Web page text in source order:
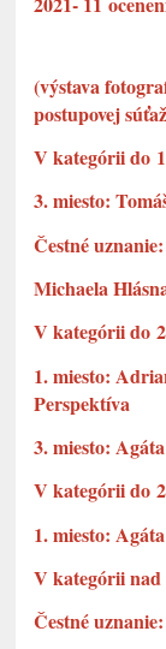
(výstava
postupovej
V kategórii do
3. miesto:
Čestné uznanie:
Michaela
V kategórii do
1. miesto:
Perspektíva
3. miesto:
V kategórii do
1. miesto:
V kategórii
Čestné uznanie: